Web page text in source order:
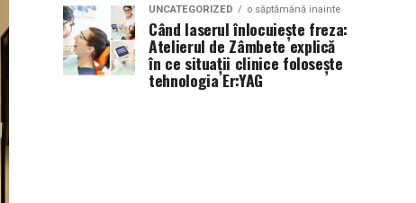
UNCATEGORIZED o săptămână inainte
Când laserul înlocuiește freza:
Atelierul de Zâmbete explică
în ce situații clinice folosește
tehnologia Er:YAG